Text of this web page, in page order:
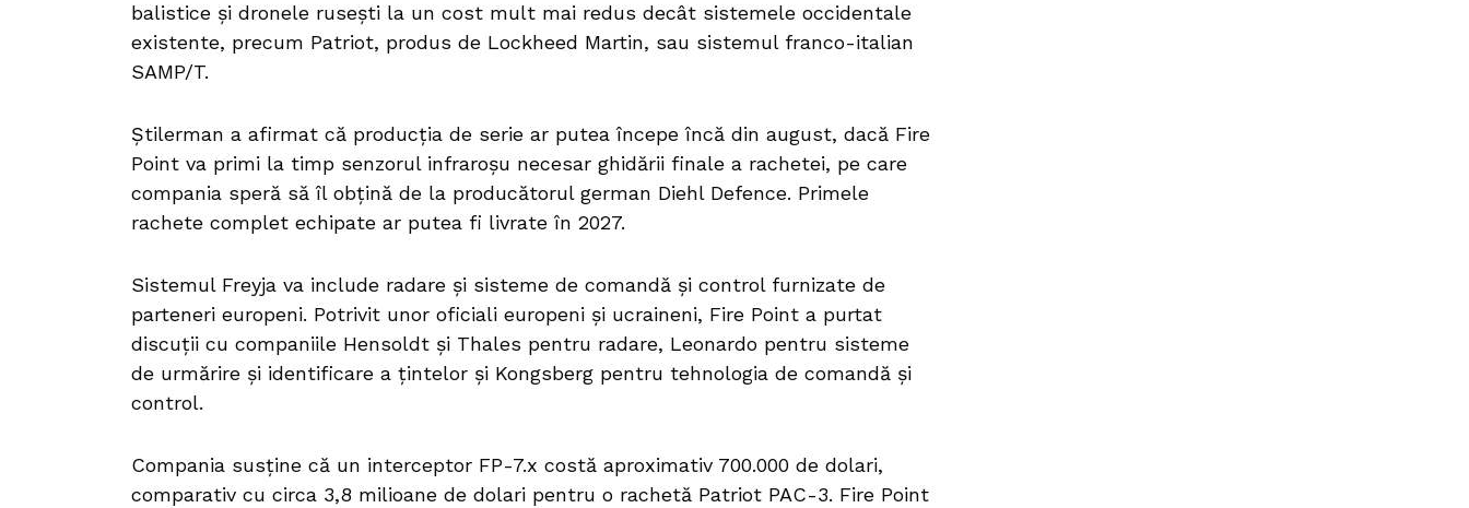
balistice și dronele rusești la un cost mult mai redus decât sistemele occidentale
existente, precum Patriot, produs de Lockheed Martin, sau sistemul franco-italian
SAMP/T.
Știlerman a afirmat că producția de serie ar putea începe încă din august, dacă Fire
Point va primi la timp senzorul infraroșu necesar ghidării finale a rachetei, pe care
compania speră să îl obțină de la producătorul german Diehl Defence. Primele
rachete complet echipate ar putea fi livrate în 2027.
Sistemul Freyja va include radare și sisteme de comandă și control furnizate de
parteneri europeni. Potrivit unor oficiali europeni și ucraineni, Fire Point a purtat
discuții cu companiile Hensoldt și Thales pentru radare, Leonardo pentru sisteme
de urmărire și identificare a țintelor și Kongsberg pentru tehnologia de comandă și
control.
Compania susține că un interceptor FP-7.x costă aproximativ 700.000 de dolari,
comparativ cu circa 3,8 milioane de dolari pentru o rachetă Patriot PAC-3. Fire Point